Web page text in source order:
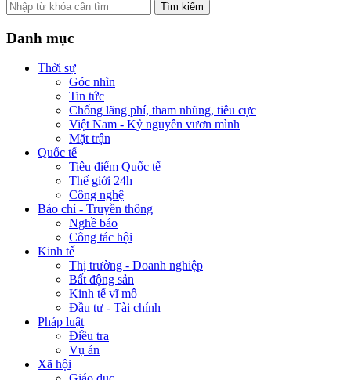
Tìm kiếm
Danh mục
Thời sự
Góc nhìn
Tin tức
Chống lãng phí, tham nhũng, tiêu cực
Việt Nam - Kỷ nguyên vươn mình
Mặt trận
Quốc tế
Tiêu điểm Quốc tế
Thế giới 24h
Công nghệ
Báo chí - Truyền thông
Nghề báo
Công tác hội
Kinh tế
Thị trường - Doanh nghiệp
Bất động sản
Kinh tế vĩ mô
Đầu tư - Tài chính
Pháp luật
Điều tra
Vụ án
Xã hội